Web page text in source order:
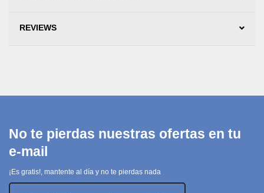
REVIEWS
No te pierdas nuestras ofertas en tu
e-mail
¡Es gratis!, mantente al día y no te pierdas nada